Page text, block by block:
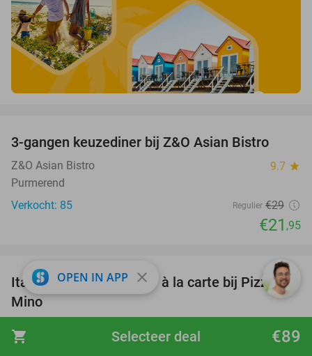
shopping_cart €89
Selecteer deal
3-gangen keuzediner bij Z&O Asian Bistro
Z&O Asian Bistro 9.7 star
Purmerend
Verkocht: 85
Regulier €29
€21 ,95
31%
Italiaans 3-gangendiner à la carte bij Pizza De
Mino
Monnickendam
OPEN IN APP close